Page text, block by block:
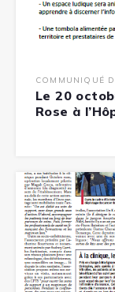
COMMUNIQUÉ
Le 20
Rose à